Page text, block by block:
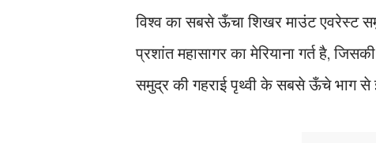
विश्व का सबसे ऊँचा शिखर माउंट एवरेस्ट
प्रशांत महासागर का मेरियाना गर्त है,
समुद्र की गहराई पृथ्वी के सबसे ऊँचे भाग से